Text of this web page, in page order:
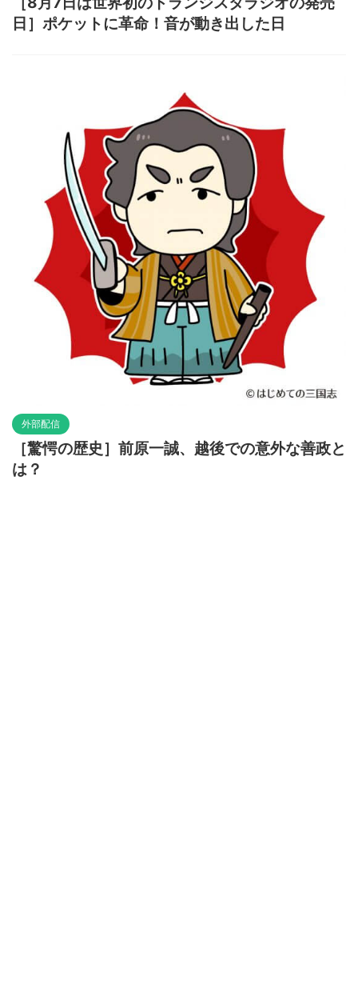
日］ポケットに革命！音が動き出した日
外部配信
［驚愕の歴史］前原一誠、越後での意外な善政と
は？